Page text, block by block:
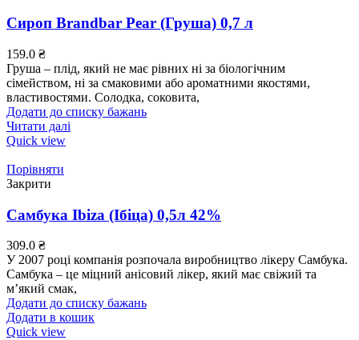
Сироп Brandbar Pear (Груша) 0,7 л
159.0 ₴
Груша – плід, який не має рівних ні за біологічним
сімейством, ні за смаковими або ароматними якостями,
властивостями. Солодка, соковита,
Додати до списку бажань
Читати далі
Quick view
Порівняти
Закрити
Самбука Ibiza (Ібіца) 0,5л 42%
309.0 ₴
У 2007 році компанія розпочала виробництво лікеру Самбука.
Самбука – це міцний анісовий лікер, який має свіжий та
м’який смак,
Додати до списку бажань
Додати в кошик
Quick view